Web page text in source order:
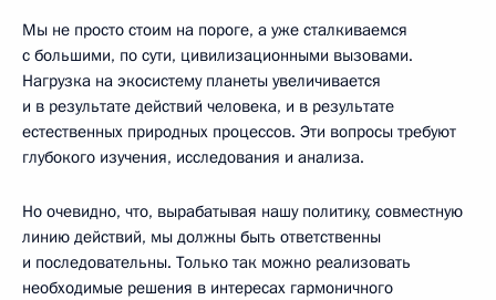
Мы не просто стоим на пороге, а уже сталкиваемся
с большими, по сути, цивилизационными вызовами.
Нагрузка на экосистему планеты увеличивается
и в результате действий человека, и в результате
естественных природных процессов. Эти вопросы требуют
глубокого изучения, исследования и анализа.
Но очевидно, что, вырабатывая нашу политику, совместную
линию действий, мы должны быть ответственны
и последовательны. Только так можно реализовать
необходимые решения в интересах гармоничного